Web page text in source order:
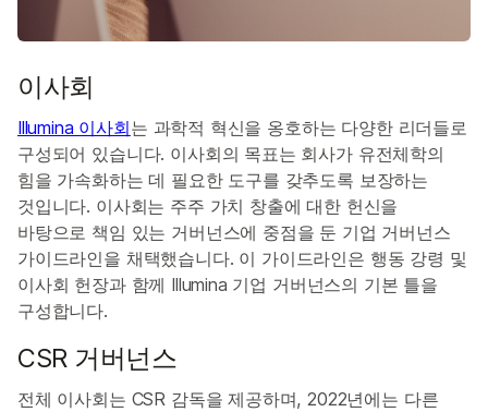
이사회
Illumina 이사회는 과학적 혁신을 옹호하는 다양한 리더들로
구성되어 있습니다. 이사회의 목표는 회사가 유전체학의
힘을 가속화하는 데 필요한 도구를 갖추도록 보장하는
것입니다. 이사회는 주주 가치 창출에 대한 헌신을
바탕으로 책임 있는 거버넌스에 중점을 둔 기업 거버넌스
가이드라인을 채택했습니다. 이 가이드라인은 행동 강령 및
이사회 헌장과 함께 Illumina 기업 거버넌스의 기본 틀을
구성합니다.
CSR 거버넌스
전체 이사회는 CSR 감독을 제공하며, 2022년에는 다른